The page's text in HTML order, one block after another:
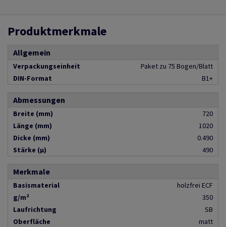
Produktmerkmale
Allgemein
Verpackungseinheit
Paket zu 75 Bogen/Blatt
DIN-Format
B1+
Abmessungen
Breite (mm)
720
Länge (mm)
1020
Dicke (mm)
0.490
Stärke (µ)
490
Merkmale
Basismaterial
holzfrei ECF
g/m²
350
Laufrichtung
SB
Oberfläche
matt